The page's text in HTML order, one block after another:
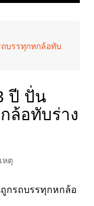
บรรทุกหกล้อทับ
ปี ปั่น
ล้อทับร่าง
หตุ